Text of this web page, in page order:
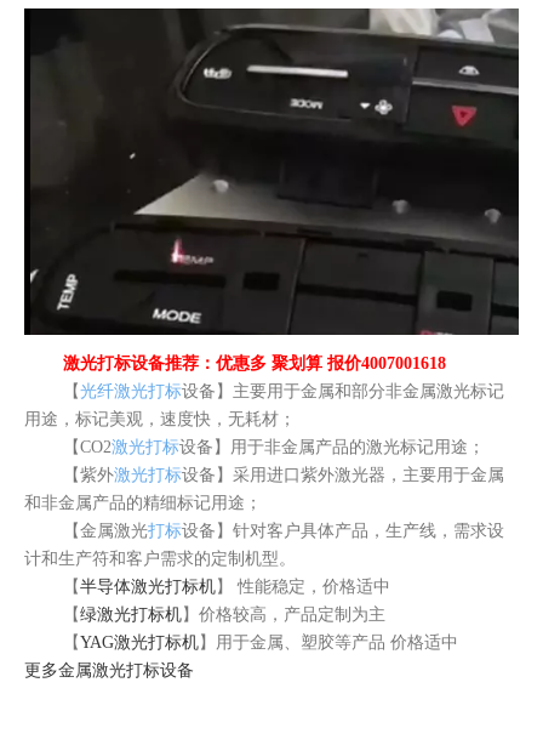
激光打标设备推荐：优惠多 聚划算 报价4007001618
【光纤激光打标设备】主要用于金属和部分非金属激光标记
用途，标记美观，速度快，无耗材；
【CO2激光打标设备】用于非金属产品的激光标记用途；
【紫外激光打标设备】采用进口紫外激光器，主要用于金属
和非金属产品的精细标记用途；
【金属激光打标设备】针对客户具体产品，生产线，需求设
计和生产符和客户需求的定制机型。
【半导体激光打标机】 性能稳定，价格适中
【绿激光打标机】价格较高，产品定制为主
【YAG激光打标机】用于金属、塑胶等产品 价格适中
更多金属激光打标设备